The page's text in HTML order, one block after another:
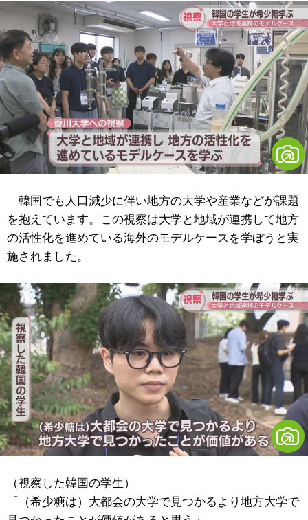
韓国でも人口減少に伴い地方の大学や産業などが課題
を抱えています。この視察は大学と地域が連携して地方
の活性化を進めている海外のモデルケースを学ぼうと実
施されました。
（視察した韓国の学生）
「（希少糖は）大都会の大学で見つかるより地方大学で